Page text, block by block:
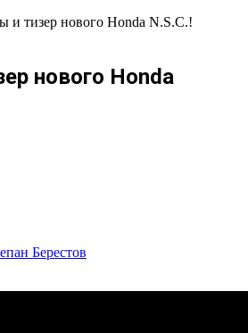
и тизер нового Honda N.S.C.!
нового Honda
Берестов